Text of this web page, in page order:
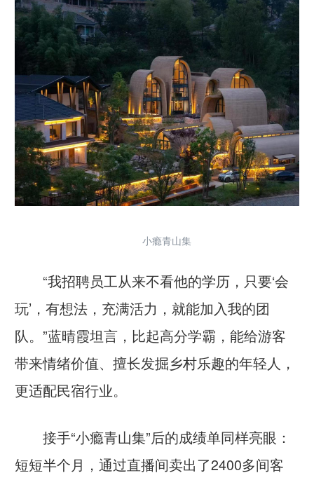
小瘾青山集
“我招聘员工从来不看他的学历，只要‘会
玩’，有想法，充满活力，就能加入我的团
队。”蓝晴霞坦言，比起高分学霸，能给游客
带来情绪价值、擅长发掘乡村乐趣的年轻人，
更适配民宿行业。
接手“小瘾青山集”后的成绩单同样亮眼：
短短半个月，通过直播间卖出了2400多间客